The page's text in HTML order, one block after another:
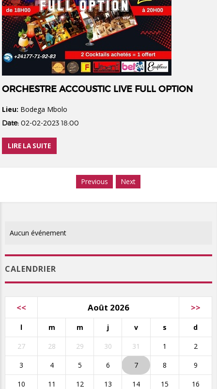
ORCHESTRE ACCOUSTIC LIVE FULL OPTION
Lieu: Bodega Mbolo
Date: 02-02-2023 18:00
LIRE LA SUITE
Previous Next
Aucun événement
CALENDRIER
<< Août 2026 >>
l m m j v s d
27 28 29 30 31 1 2
3 4 5 6 7 8 9
10 11 12 13 14 15 16